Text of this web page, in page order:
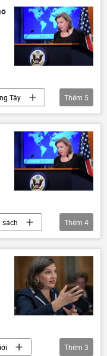
Trắng
Tây
Thêm 5
sách
Thêm 4
Thêm 3